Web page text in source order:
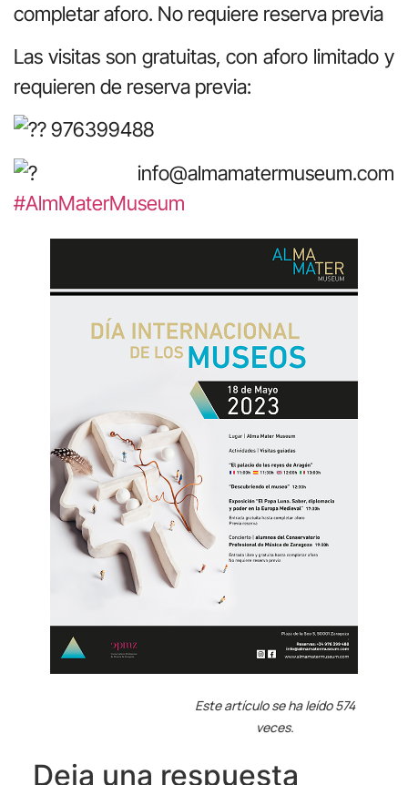
completar aforo. No requiere reserva previa
Las visitas son gratuitas, con aforo limitado y
requieren de reserva previa:
976399488
info@almamatermuseum.com
#AlmMaterMuseum
Este artículo se ha leído 574
veces.
Deja una respuesta